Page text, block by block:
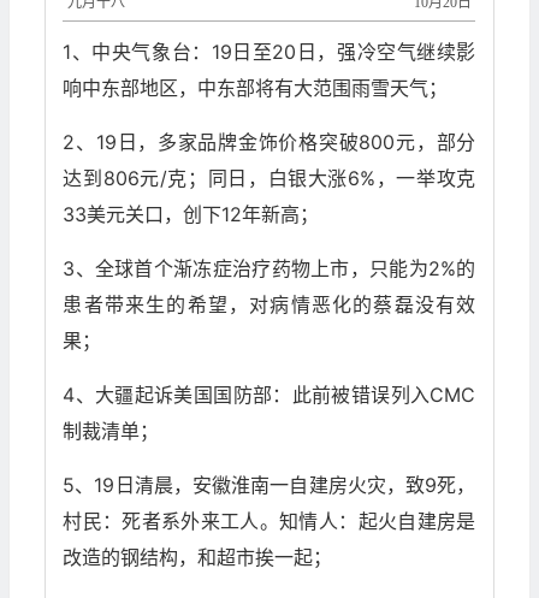
1、中央气象台：19日至20日，强冷空气继续影
响中东部地区，中东部将有大范围雨雪天气；
2、19日，多家品牌金饰价格突破800元，部分
达到806元/克；同日，白银大涨6%，一举攻克
33美元关口，创下12年新高；
3、全球首个渐冻症治疗药物上市，只能为2%的
患者带来生的希望，对病情恶化的蔡磊没有效
果；
4、大疆起诉美国国防部：此前被错误列入CMC
制裁清单；
5、19日清晨，安徽淮南一自建房火灾，致9死，
村民：死者系外来工人。知情人：起火自建房是
改造的钢结构，和超市挨一起；